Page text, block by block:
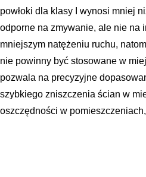
powłoki dla klasy I wynosi mniej
odporne na zmywanie, ale nie na
mniejszym natężeniu ruchu,
nie powinny być stosowane w
pozwala na precyzyjne
szybkiego zniszczenia ścian w
oszczędności w